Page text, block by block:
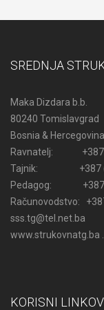
SREDNJA
Maka Dizdara b.b.
80240 Tomislavgrad
Bosnia & Hercegovina
Ravnatelj: +387
Tajnik: +387
Pedagog: +387
Računovodstvo:
sss.tg@tel.net.ba
www.strukovnatg.ba .
KORISNI